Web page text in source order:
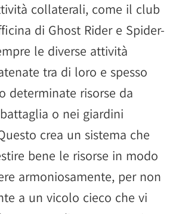
collaterali, come il club
di Ghost Rider e Spider-
le diverse attività
tra di loro e spesso
determinate risorse da
o nei giardini
crea un sistema che
bene le risorse in modo
armoniosamente, per non
a un vicolo cieco che vi